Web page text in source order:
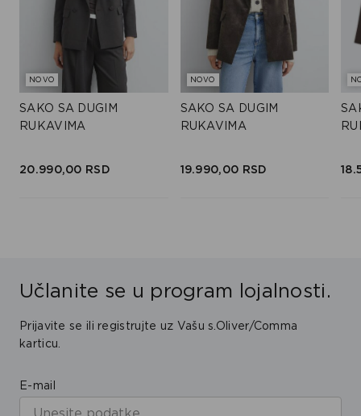
NOVO
SAKO SA DUGIM
RUKAVIMA
20.990,00 RSD
NOVO
SAKO SA DUGIM
RUKAVIMA
19.990,00 RSD
Učlanite se u program lojalnosti.
Prijavite se ili registrujte uz Vašu s.Oliver/Comma
karticu.
E-mail